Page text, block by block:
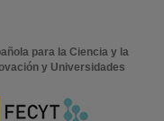
para la Ciencia y la
y Universidades